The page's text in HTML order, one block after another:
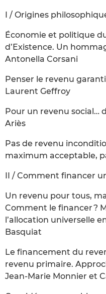
I / Origines
Économie et politique
d’Existence. Un
Antonella Corsani
Penser le revenu
Laurent Geffroy
Pour un revenu social…
Ariès
Pas de revenu
maximum acceptable,
II / Comment financer
Un revenu pour tous,
Comment le financer ?
l’allocation universelle
Basquiat
Le financement du
revenu primaire.
Jean-Marie Monnier et